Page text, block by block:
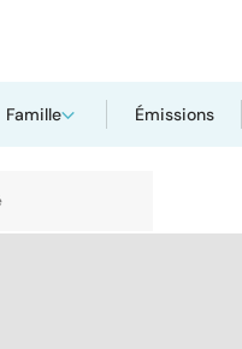
Famille Émissions